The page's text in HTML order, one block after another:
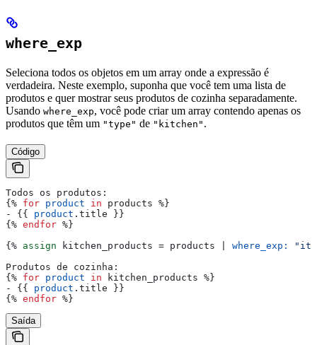
where_exp
Seleciona todos os objetos em um array onde a expressão é
verdadeira. Neste exemplo, suponha que você tem uma lista de
produtos e quer mostrar seus produtos de cozinha separadamente.
Usando where_exp, você pode criar um array contendo apenas os
produtos que têm um "type" de "kitchen" .
Código
Todos os produtos:
{% for product in products %}
- {{ product . title }}
{% endfor %}
{% assign kitchen_products = products where_exp:
Produtos de cozinha:
{% for product in kitchen_products %}
- {{ product . title }}
{% endfor %}
Saída